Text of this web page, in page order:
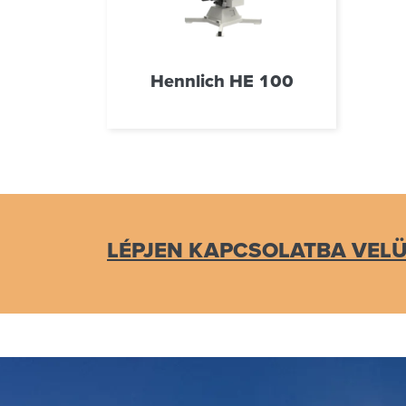
Hennlich HE 100
LÉPJEN KAPCSOLATBA